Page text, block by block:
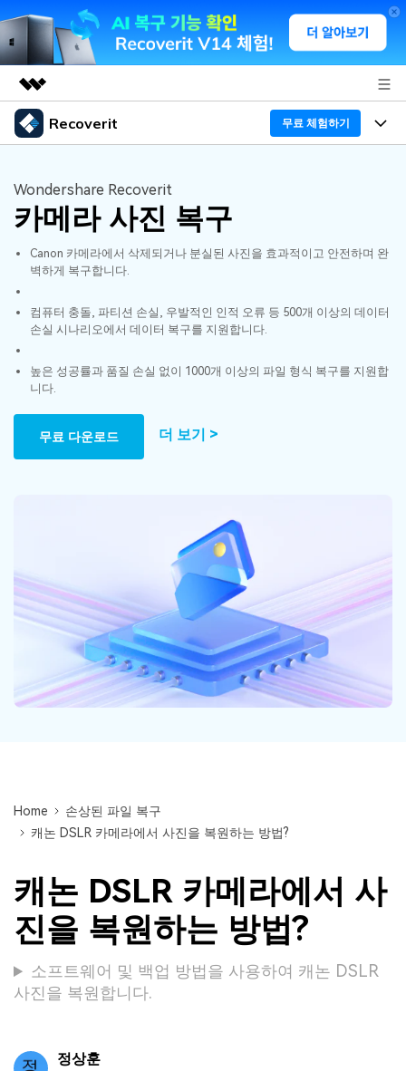
주요 제품
유틸리티
개요
솔루션
회사 소개
뉴스룸
플랜 및 가격
도움말 센터
Recoverit 무료 체험하기
Recoverit - Windows 버전
선도적인 데이터 복구 전문가
Mac 시스템에서 무제한 데이터 복구
리커버릿 무료 버전
분실/삭제된 데이터 무료 복구
무료 체험
기타 프로그램
기능
미디어 복구하기
문서 복구하기
복구 Tips
손상된 파일 복구
기타
리커버릿 개요
모든 기능 확인하기
다운로드
Wondershare Recoverit
카메라 사진 복구
Canon 카메라에서 삭제되거나 분실된 사진을 효과적이고 안전하며 완
벽하게 복구합니다.
컴퓨터 충돌, 파티션 손실, 우발적인 인적 오류 등 500개 이상의 데이터
손실 시나리오에서 데이터 복구를 지원합니다.
높은 성공률과 품질 손실 없이 1000개 이상의 파일 형식 복구를 지원합
니다.
무료 다운로드 더 보기 >
Home
손상된 파일 복구
캐논 DSLR 카메라에서 사진을 복원하는 방법?
캐논 DSLR 카메라에서 사
진을 복원하는 방법?
소프트웨어 및 백업 방법을 사용하여 캐논 DSLR
사진을 복원합니다.
정상훈